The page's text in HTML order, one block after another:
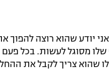
יודע שהוא רוצה להפוך
שלו מסוגל לעשות. בכל
לו שהוא צריך לקבל את